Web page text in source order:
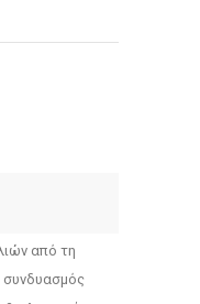
από τη
συνδυασμός